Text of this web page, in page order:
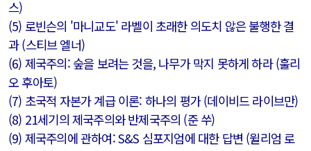
스)
(5) 로빈슨의 '마니교도' 라벨이 초래한 ​​의도치 않은 불행한 결
과 (스티브 엘너)
(6) 제국주의: 숲을 보려는 것을, 나무가 막지 못하게 하라 (훌리
오 후아토)
(7) 초국적 자본가 계급 이론: 하나의 평가 (데이비드 라이브만)
(8) 21세기의 제국주의와 반제국주의 (준 쑤)
(9) 제국주의에 ​​관하여: S&S 심포지엄에 대한 답변 (윌리엄 로